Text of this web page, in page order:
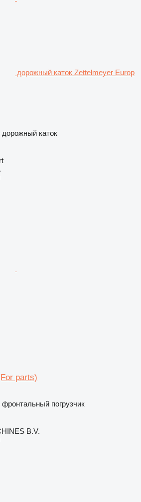
дорожный каток Zettelmeyer Europ
дорожный каток
parts)
погрузчик
B.V.